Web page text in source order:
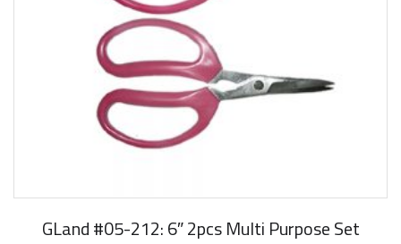
GLand #05-212: 6″ 2pcs Multi Purpose Set